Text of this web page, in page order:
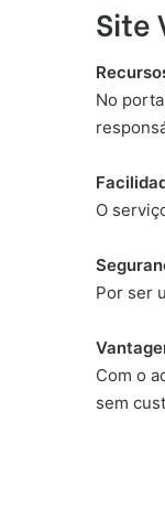
Site
No
O
Por ser
Com o
sem